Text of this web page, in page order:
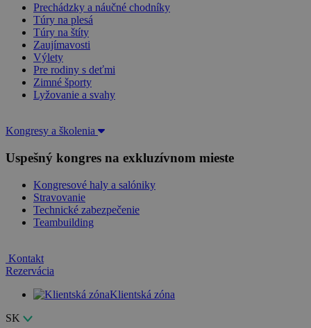
Prechádzky a náučné chodníky
Túry na plesá
Túry na štíty
Zaujímavosti
Výlety
Pre rodiny s deťmi
Zimné športy
Lyžovanie a svahy
Kongresy a školenia
Uspešný kongres na exkluzívnom mieste
Kongresové haly a salóniky
Stravovanie
Technické zabezpečenie
Teambuilding
Kontakt
Rezervácia
Klientská zóna
SK